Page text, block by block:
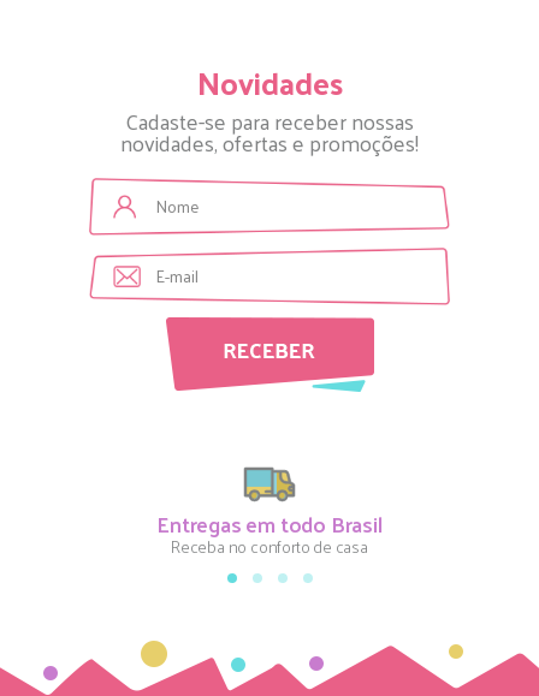
Novidades
Cadaste-se para receber nossas
novidades, ofertas e promoções!
Entregas em todo Brasil
Receba no conforto de casa